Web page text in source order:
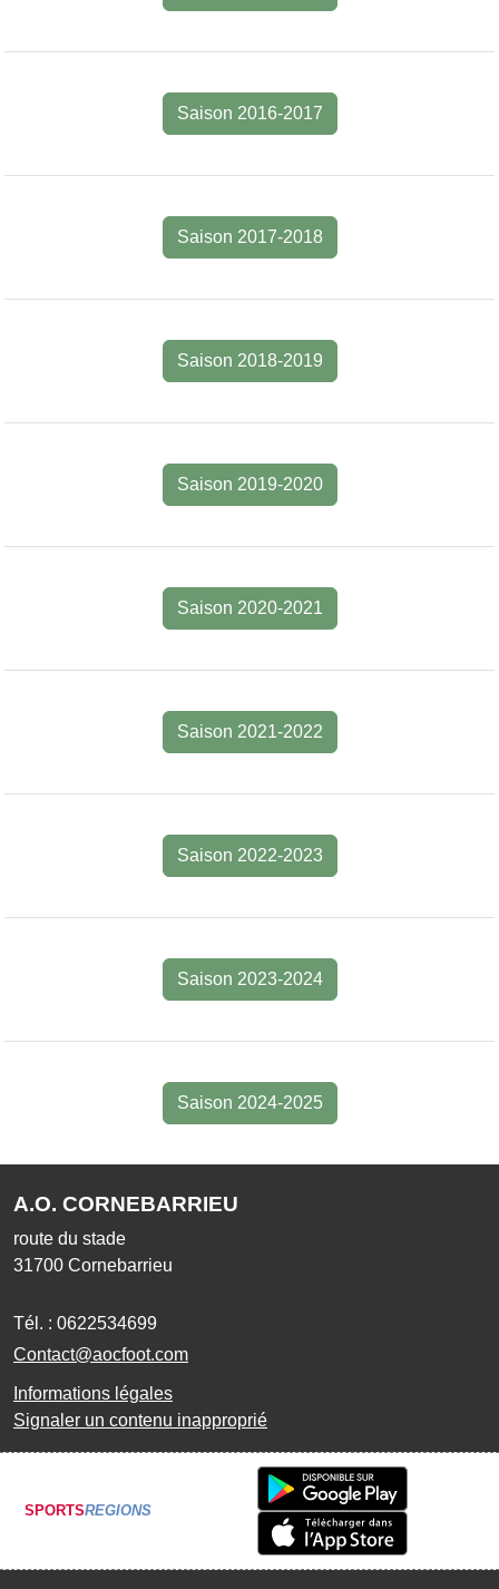
Saison 2016-2017
Saison 2017-2018
Saison 2018-2019
Saison 2019-2020
Saison 2020-2021
Saison 2021-2022
Saison 2022-2023
Saison 2023-2024
Saison 2024-2025
A.O. CORNEBARRIEU
route du stade
31700 Cornebarrieu
Tél. : 0622534699
Contact@aocfoot.com
Informations légales
Signaler un contenu inapproprié
SPORTSREGIONS